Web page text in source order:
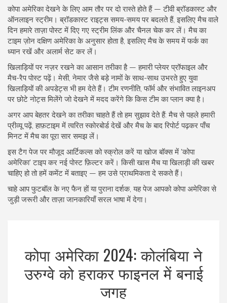
कोपा अमेरिका देखने के लिए आम तौर पर दो रास्ते होते हैं — टीवी ब्रॉडकास्ट और
ऑनलाइन स्ट्रीम। ब्रॉडकास्ट राइट्स समय-समय पर बदलते हैं, इसलिए मैच वाले
दिन हमारे ताज़ा पोस्ट में दिए गए स्ट्रीम लिंक और चैनल चेक कर लें। मैच का
टाइम ज़ोन दक्षिण अमेरिका के अनुसार होता है, इसलिए मैच के समय में फर्क का
ध्यान रखें और अलार्म सेट कर लें।
खिलाड़ियों पर नज़र रखने का आसान तरीका है — हमारी प्लेयर प्रॉफाइल और
मैच-रैप पोस्‍ट पढ़ें। मेसी, नेमार जैसे बड़े नामों के साथ-साथ उभरते हुए युवा
खिलाड़ियों की अपडेट्स भी हम देते हैं। टीम रणनीति, फॉर्म और संभावित लाइनअप
पर छोटे नोट्स मिलेंगे जो देखने में मदद करेंगे कि किस टीम का प्लान क्या है।
अगर आप बेहतर देखने का तरीका चाहते हैं तो हम सुझाव देते हैं: मैच से पहले हमारी
प्रीव्यू पढ़ें, हाफ़टाइम में त्वरित स्कोरबोर्ड देखें और मैच के बाद रिपोर्ट पढ़कर पाँच
मिनट में मैच का पूरा सार समझ लें।
इस टैग पेज पर मौजूद आर्टिकल्स को स्क्रोल करें या खोज बॉक्स में 'कोपा
अमेरिका' टाइप कर नई पोस्ट फ़िल्टर करें। किसी खास मैच या खिलाड़ी की खबर
चाहिए हो तो हमें कमेंट में बताइए — हम उसे प्राथमिकता दे सकते हैं।
चाहे आप फुटबॉल के नए फैन हों या पुराना दर्शक, यह पेज आपको कोपा अमेरिका से
जुड़ी जरूरी और ताज़ा जानकारियाँ सरल भाषा में देगा।
कोपा अमेरिका 2024: कोलंबिया ने
उरुग्वे को हराकर फाइनल में बनाई
जगह